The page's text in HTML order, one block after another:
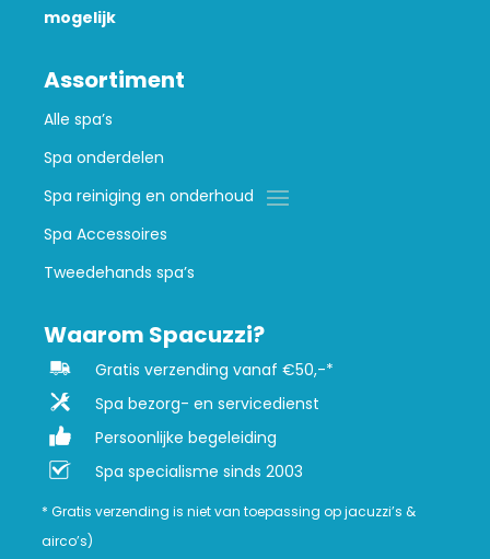
mogelijk
Assortiment
Alle spa’s
Spa onderdelen
Spa reiniging en onderhoud
Spa Accessoires
Tweedehands spa’s
Waarom Spacuzzi?
Gratis verzending vanaf €50,-*
Spa bezorg- en servicedienst
Persoonlijke begeleiding
Spa specialisme sinds 2003
* Gratis verzending is niet van toepassing op jacuzzi’s &
airco’s)